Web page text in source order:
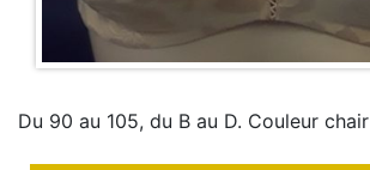
Du 90 au 105, du B au D. Couleur chair